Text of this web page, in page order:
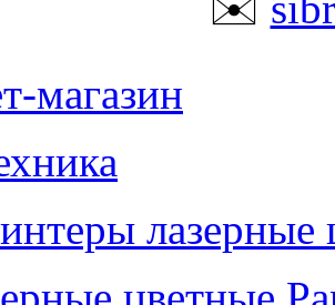
магазин
лазерные